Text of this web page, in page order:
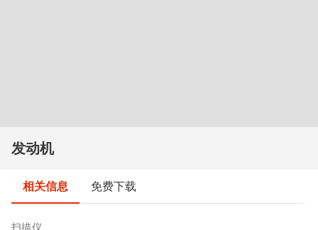
发动机
相关信息 免费下载
扫描仪